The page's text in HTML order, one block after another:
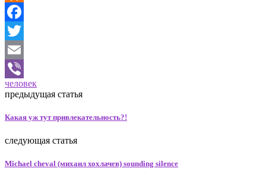
Odnoklassniki
Facebook
Twitter
Email
Viber
человек
предыдущая статья
Какая уж тут привлекательность?!
следующая статья
Michael cheval (михаил хохлачев) sounding silence